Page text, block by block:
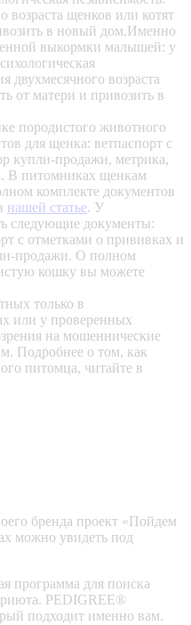
возраста щенков или котят
в новый дом.Именно
выкормки малышей: у
двухмесячного возраста
от матери и привозить в
породистого животного
для щенка: ветпаспорт с
купли-продажи, метрика,
В питомниках щенкам
комплекте документов
нашей статье. У
следующие документы:
с отметками о прививках и
продажи. О полном
кошку вы можете
только в
или у проверенных
на мошеннические
Подробнее о том, как
питомца, читайте в
бренда проект «Пойдем
можно увидеть под
программа для поиска
PEDIGREE®
подходит именно вам.